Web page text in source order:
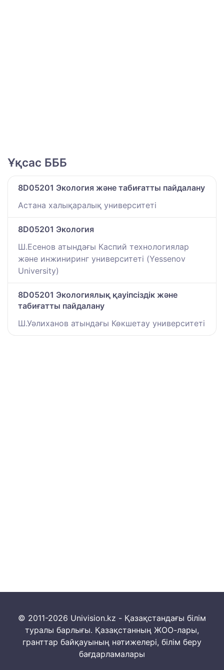
Ұқсас БББ
8D05201 Экология және табиғатты пайдалану
Астана халықаралық университеті
8D05201 Экология
Ш.Есенов атындағы Каспий технологиялар
және инжиниринг университеті (Yessenov
University)
8D05201 Экологиялық қауіпсіздік және
табиғатты пайдалану
Ш.Уәлиханов атындағы Көкшетау университетi
© 2011-2026 Univision.kz - Қазақстандағы білім
туралы барлығы. Қазақстанның ЖОО-лары,
гранттар байқауының нәтижелері, білім беру
бағдарламалары